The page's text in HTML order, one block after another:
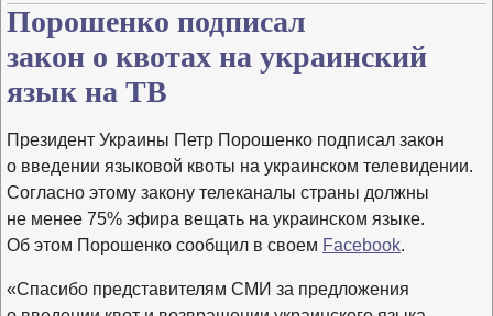
Порошенко подписал
закон о квотах на украинский
язык на ТВ
Президент Украины Петр Порошенко подписал закон
о введении языковой квоты на украинском телевидении.
Согласно этому закону телеканалы страны должны
не менее 75% эфира вещать на украинском языке.
Об этом Порошенко сообщил в своем Facebook.
«Спасибо представителям СМИ за предложения